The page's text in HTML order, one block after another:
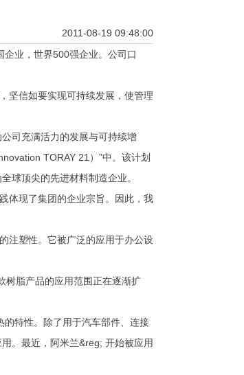
2011-08-19 09:48:00
业，世界500强企业。公司口
坚信如要实现可持续发展，使管理
司充满活力的发展与可持续增
TORAY 21）”中。该计划
球顶尖的先进材料制造企业。
体现了集团的企业宗旨。因此，我
注塑性。它被广泛的应用于办公设
树脂产品的应用范围正在逐渐扩
特性。除了用于汽车部件、连接
。最近，阿米兰&reg; 开始被应用